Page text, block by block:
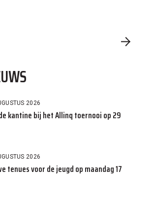
2026
kantine bij het Allinq toernooi op 29
2026
tenues voor de jeugd op maandag 17